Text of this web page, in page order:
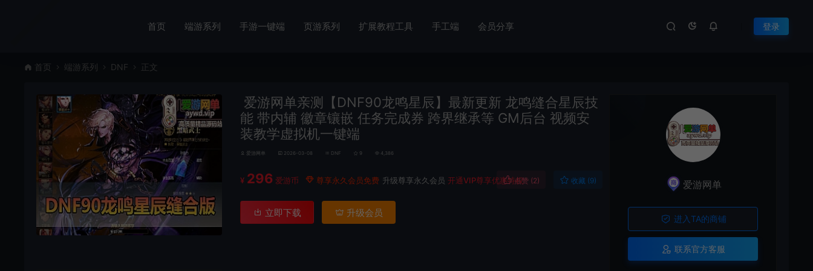
首页 端游系列 手游一键端 页游系列 扩展教程工具 手工端 会员分享 登录
首页 端游系列 DNF 正文
爱游网单亲测【DNF90龙鸣星辰】最新更新 龙鸣缝合星辰技
能 带内辅 徽章镶嵌 任务完成券 跨界继承等 GM后台 视频安
装教学虚拟机一键端
爱游网单 2026-03-08 DNF 9 4,386
¥ 296 爱游币 尊享永久会员免费 升级尊享永久会员 开通VIP尊享优惠特权点赞 (2) 收藏 (9)
立即下载 升级会员
爱游网单
进入TA的商铺
联系官方客服